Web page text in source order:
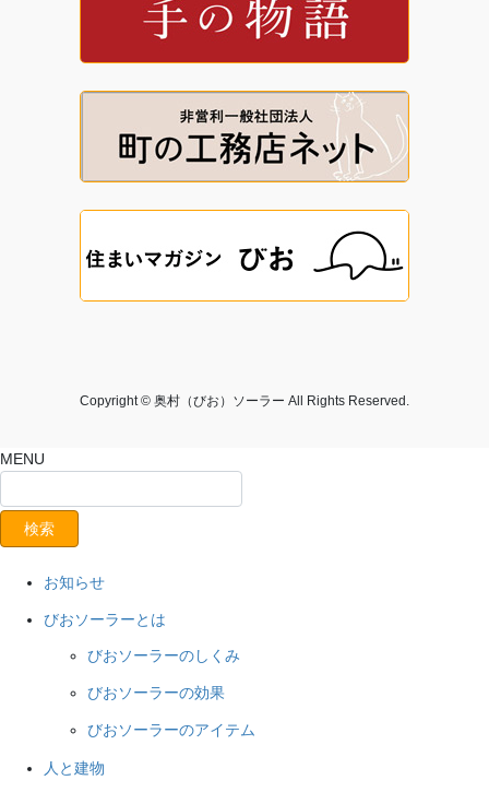
Copyright © 奥村（びお）ソーラー All Rights Reserved.
MENU
お知らせ
びおソーラーとは
びおソーラーのしくみ
びおソーラーの効果
びおソーラーのアイテム
人と建物